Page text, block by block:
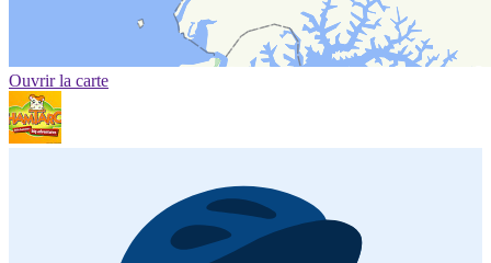
Ouvrir la carte